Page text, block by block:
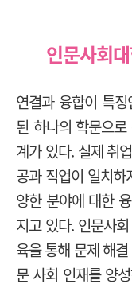
인문사회
연결과 융합이 특
된 하나의 학문으
계가 있다. 실제 취
공과 직업이 일치하
양한 분야에 대한
지고 있다. 인문사
육을 통해 문제 해
문 사회 인재를 양